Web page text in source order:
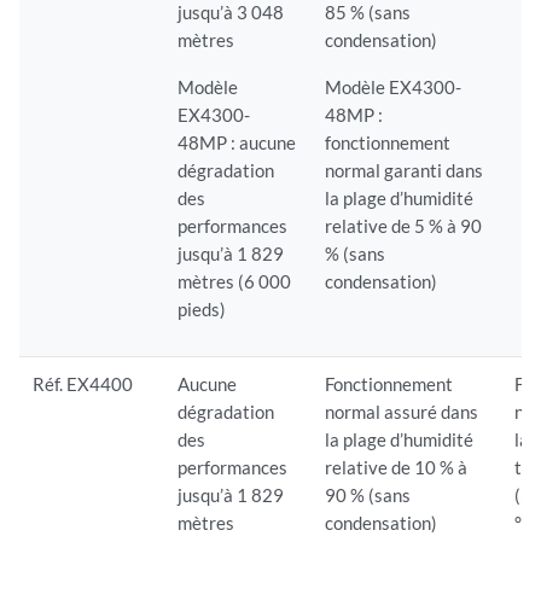
jusqu’à 3 048
mètres
Modèle
EX4300-
48MP : aucune
dégradation
des
performances
jusqu’à 1 829
mètres (6 000
pieds)
85 % (sans
condensation)
Modèle EX4300-
48MP :
fonctionnement
normal garanti dans
la plage d’humidité
relative de 5 % à 90
% (sans
condensation)
Réf. EX4400
Aucune
dégradation
des
performances
jusqu’à 1 829
mètres
Fonctionnement
normal assuré dans
la plage d’humidité
relative de 10 % à
90 % (sans
condensation)
la
°F)